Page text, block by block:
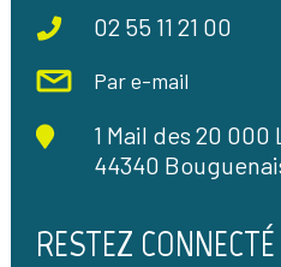
02 55 11 21 00
Par e-mail
1 Mail des 20 000
44340
RESTEZ CONNECTÉ